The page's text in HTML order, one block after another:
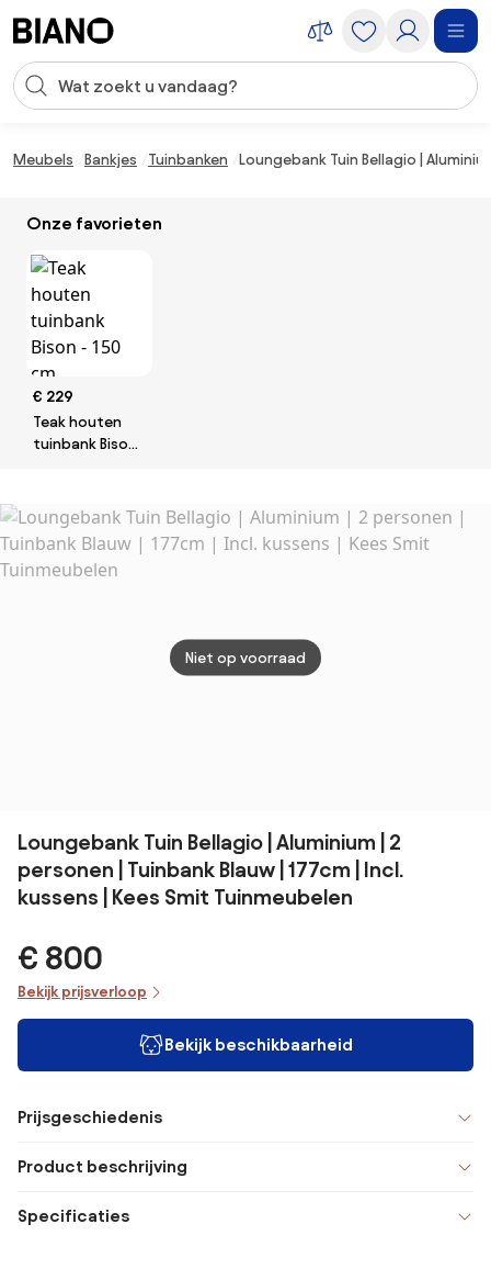
Zoekopdracht invoeren
Meubels Bankjes Tuinbanken Loungebank Tuin Bellagio |
Onze favorieten
€ 229
Teak houten
tuinbank Bison
Niet op voorraad
Loungebank Tuin Bellagio | Aluminium | 2
personen | Tuinbank Blauw | 177cm | Incl.
kussens | Kees Smit Tuinmeubelen
€ 800
Bekijk prijsverloop
Bekijk beschikbaarheid
Prijsgeschiedenis
Product beschrijving
Specificaties